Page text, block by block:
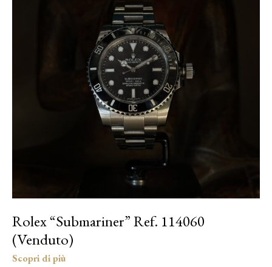
Rolex “Submariner” Ref. 114060
(Venduto)